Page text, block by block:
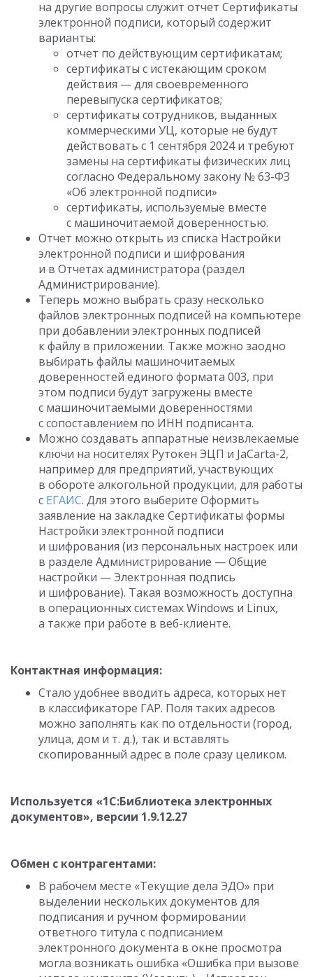
на другие вопросы служит отчет Сертификаты
электронной подписи, который содержит
варианты:
отчет по действующим сертификатам;
сертификаты с истекающим сроком
действия — для своевременного
перевыпуска сертификатов;
сертификаты сотрудников, выданных
коммерческими УЦ, которые не будут
действовать с 1 сентября 2024 и требуют
замены на сертификаты физических лиц
согласно Федеральному закону № 63-ФЗ
«Об электронной подписи»
сертификаты, используемые вместе
с машиночитаемой доверенностью.
Отчет можно открыть из списка Настройки
электронной подписи и шифрования
и в Отчетах администратора (раздел
Администрирование).
Теперь можно выбрать сразу несколько
файлов электронных подписей на компьютере
при добавлении электронных подписей
к файлу в приложении. Также можно заодно
выбирать файлы машиночитаемых
доверенностей единого формата 003, при
этом подписи будут загружены вместе
с машиночитаемыми доверенностями
с сопоставлением по ИНН подписанта.
Можно создавать аппаратные неизвлекаемые
ключи на носителях Рутокен ЭЦП и JaCarta-2,
например для предприятий, участвующих
в обороте алкогольной продукции, для работы
с ЕГАИС. Для этого выберите Оформить
заявление на закладке Сертификаты формы
Настройки электронной подписи
и шифрования (из персональных настроек или
в разделе Администрирование — Общие
настройки — Электронная подпись
и шифрование). Такая возможность доступна
в операционных системах Windows и Linux,
а также при работе в веб-клиенте.
Контактная информация:
Стало удобнее вводить адреса, которых нет
в классификаторе ГАР. Поля таких адресов
можно заполнять как по отдельности (город,
улица, дом и т. д.), так и вставлять
скопированный адрес в поле сразу целиком.
Используется «1С:Библиотека электронных
документов», версии 1.9.12.27
Обмен с контрагентами:
В рабочем месте «Текущие дела ЭДО» при
выделении нескольких документов для
подписания и ручном формировании
ответного титула с подписанием
электронного документа в окне просмотра
могла возникать ошибка «Ошибка при вызове